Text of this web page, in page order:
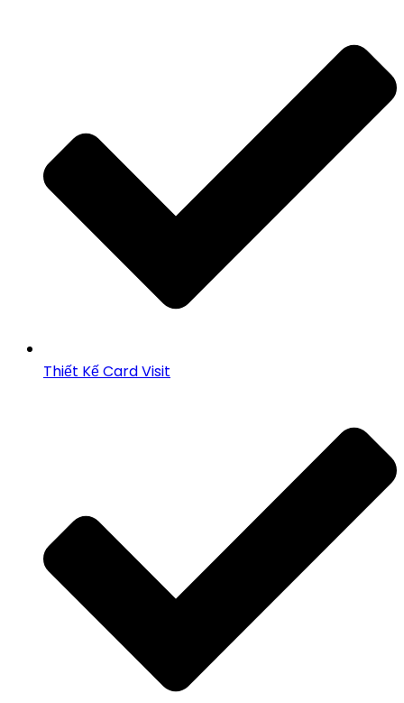
Thiết Kế Card Visit